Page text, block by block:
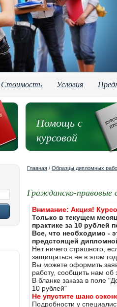
Стоимость Условия
Помощь с
курсовой
Главная / Образцы дипломных
Гражданско-
Внимание: Акция!
Только в текущем
практике за 10 рублей
Все, что необходимо -
предстоящей
Нет ничего страшного,
защищаться не в этом
Вы можете оформить
работу, сообщить нам
В бланке заказа в поле
10 рублей"
Не упустите шанс
Подробности у